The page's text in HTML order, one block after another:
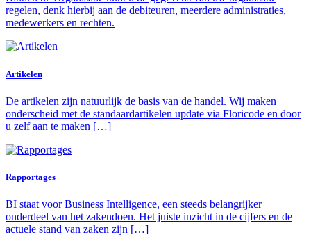
regelen, denk hierbij aan de debiteuren, meerdere administraties,
medewerkers en rechten.
Artikelen
De artikelen zijn natuurlijk de basis van de handel. Wij maken
onderscheid met de standaardartikelen update via Floricode en door
u zelf aan te maken […]
Rapportages
BI staat voor Business Intelligence, een steeds belangrijker
onderdeel van het zakendoen. Het juiste inzicht in de cijfers en de
actuele stand van zaken zijn […]